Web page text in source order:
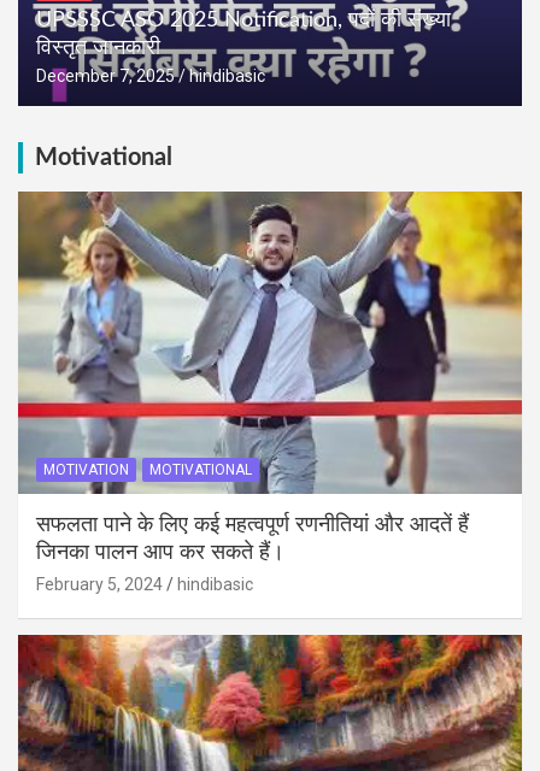
UPSSSC ASO 2025 Notification, पदों की संख्या
विस्तृत जानकारी
December 7, 2025 hindibasic
Motivational
MOTIVATION MOTIVATIONAL
सफलता पाने के लिए कई महत्वपूर्ण रणनीतियां और आदतें हैं
जिनका पालन आप कर सकते हैं।
February 5, 2024 hindibasic